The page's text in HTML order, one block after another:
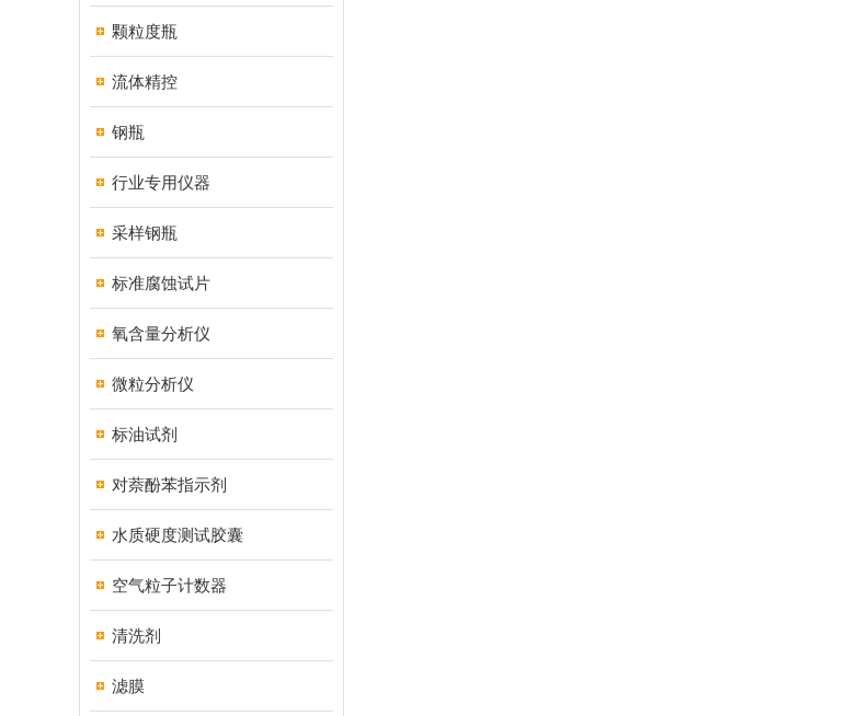
颗粒度瓶
流体精控
钢瓶
行业专用仪器
采样钢瓶
标准腐蚀试片
氧含量分析仪
微粒分析仪
标油试剂
对萘酚苯指示剂
水质硬度测试胶囊
空气粒子计数器
清洗剂
滤膜